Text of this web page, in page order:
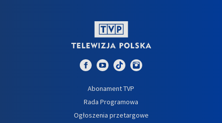
Abonament TVP
Rada Programowa
Ogłoszenia przetargowe